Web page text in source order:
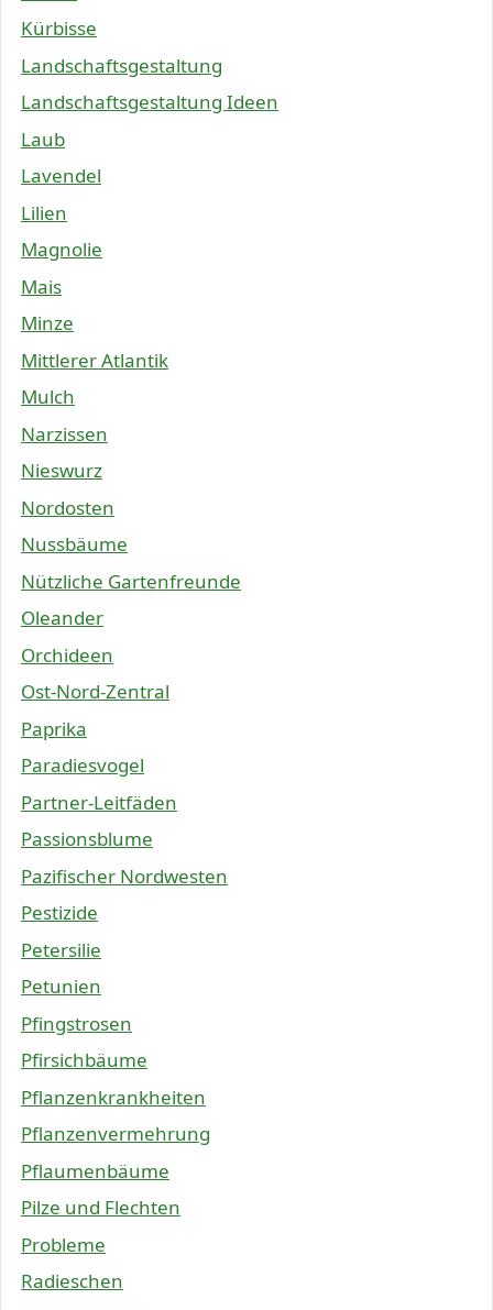
Kürbisse
Landschaftsgestaltung
Landschaftsgestaltung Ideen
Laub
Lavendel
Lilien
Magnolie
Mais
Minze
Mittlerer Atlantik
Mulch
Narzissen
Nieswurz
Nordosten
Nussbäume
Nützliche Gartenfreunde
Oleander
Orchideen
Ost-Nord-Zentral
Paprika
Paradiesvogel
Partner-Leitfäden
Passionsblume
Pazifischer Nordwesten
Pestizide
Petersilie
Petunien
Pfingstrosen
Pfirsichbäume
Pflanzenkrankheiten
Pflanzenvermehrung
Pflaumenbäume
Pilze und Flechten
Probleme
Radieschen